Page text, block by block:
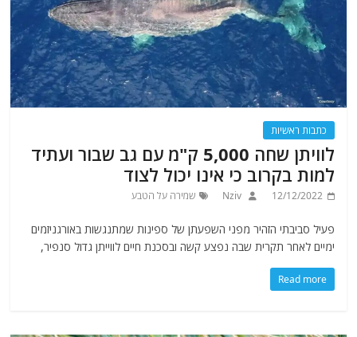
כתבות ראשיות
לוויתן שחה 5,000 ק"מ עם גב שבור ועתיד
למות בקרוב כי אינו יכול לצוד
12/12/2022
Nziv שמירה על הטבע
פעיל סביבתי הזהיר מפני השפעתן של ספינות שמתנגשות באורגניזמים
ימיים לאחר תקרית שבה נפצע קשה ובסכנת חיים לווייתן גדול סנפיר,
Read more